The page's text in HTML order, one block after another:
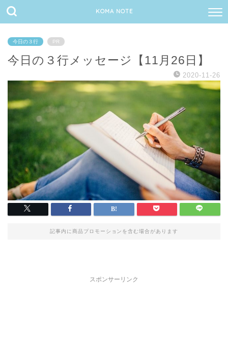
KOMA NOTE
今日の３行 PR
今日の３行メッセージ【11月26日】
2020-11-26
記事内に商品プロモーションを含む場合があります
スポンサーリンク